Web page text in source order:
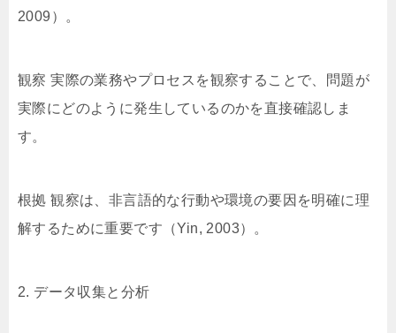
2009）。
観察 実際の業務やプロセスを観察することで、問題が
実際にどのように発生しているのかを直接確認しま
す。
根拠 観察は、非言語的な行動や環境の要因を明確に理
解するために重要です（Yin, 2003）。
2. データ収集と分析